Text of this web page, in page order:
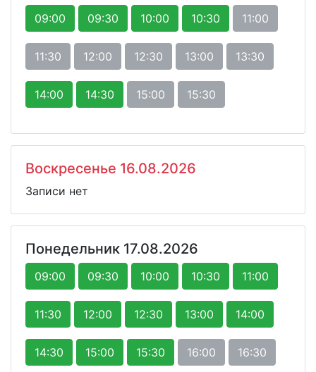
09:00 09:30 10:00 10:30 11:00
11:30 12:00 12:30 13:00 13:30
14:00 14:30 15:00 15:30
Воскресенье 16.08.2026
Записи нет
Понедельник 17.08.2026
09:00 09:30 10:00 10:30 11:00
11:30 12:00 12:30 13:00 14:00
14:30 15:00 15:30 16:00 16:30